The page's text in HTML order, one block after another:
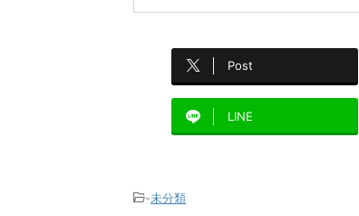
Post
LINE
-未分類